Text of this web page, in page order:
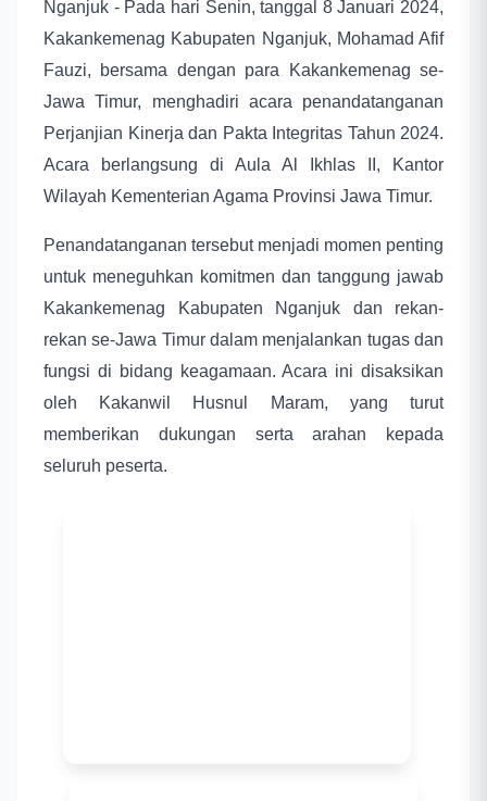
Nganjuk - Pada hari Senin, tanggal 8 Januari 2024,
Kakankemenag Kabupaten Nganjuk, Mohamad Afif
Fauzi, bersama dengan para Kakankemenag se-
Jawa Timur, menghadiri acara penandatanganan
Perjanjian Kinerja dan Pakta Integritas Tahun 2024.
Acara berlangsung di Aula Al Ikhlas II, Kantor
Wilayah Kementerian Agama Provinsi Jawa Timur.
Penandatanganan tersebut menjadi momen penting
untuk meneguhkan komitmen dan tanggung jawab
Kakankemenag Kabupaten Nganjuk dan rekan-
rekan se-Jawa Timur dalam menjalankan tugas dan
fungsi di bidang keagamaan. Acara ini disaksikan
oleh Kakanwil Husnul Maram, yang turut
memberikan dukungan serta arahan kepada
seluruh peserta.